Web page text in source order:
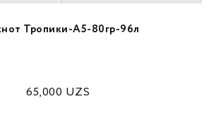
Тропики-A5-80гр-96л
65,000 UZS